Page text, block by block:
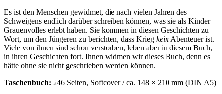
Es ist den Menschen gewidmet, die nach vielen Jahren des
Schweigens endlich darüber schreiben können, was sie als Kinder
Grauenvolles erlebt haben. Sie kommen in diesen Geschichten zu
Wort, um den Jüngeren zu berichten, dass Krieg kein Abenteuer ist.
Viele von ihnen sind schon verstorben, leben aber in diesem Buch,
in ihren Geschichten fort. Ihnen widmen wir dieses Buch, denn es
hätte ohne sie nicht geschrieben werden können.
Taschenbuch: 246 Seiten, Softcover / ca. 148 × 210 mm (DIN A5)